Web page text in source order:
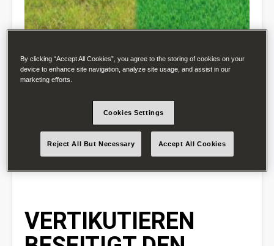
VERTIKUTIEREN
By clicking “Accept All Cookies”, you agree to the storing of cookies on your
device to enhance site navigation, analyze site usage, and assist in our
marketing efforts.
Cookies Settings
Reject All But Necessary Accept All Cookies